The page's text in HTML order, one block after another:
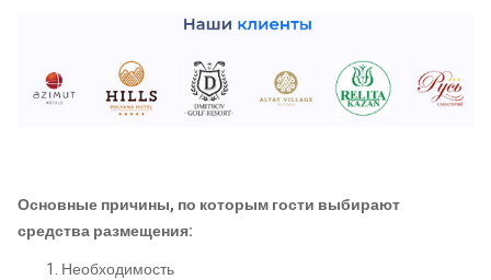
Основные причины, по которым гости выбирают
средства размещения:
Необходимость